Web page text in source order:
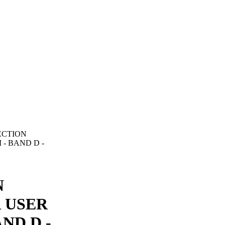
- BAND D -